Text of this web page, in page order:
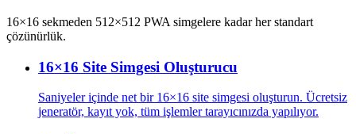
16×16 sekmeden 512×512 PWA simgelere kadar her standart
çözünürlük.
16×16 Site Simgesi Oluşturucu
Saniyeler içinde net bir 16×16 site simgesi oluşturun. Ücretsiz
jeneratör, kayıt yok, tüm işlemler tarayıcınızda yapılıyor.